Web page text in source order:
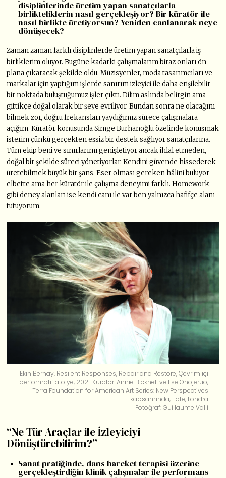
disiplinlerinde üretim yapan sanatçılarla
birlikteliklerin nasıl gerçekleşiyor? Bir küratör ile
nasıl birlikte üretiyorsun? Yeniden canlanarak neye
dönüşecek?
Zaman zaman farklı disiplinlerde üretim yapan sanatçılarla iş
birliklerim oluyor. Bugüne kadarki çalışmalarım biraz onları ön
plana çıkaracak şekilde oldu. Müzisyenler, moda tasarımcıları ve
markalar için yaptığım işlerde sanırım izleyici ile daha erişilebilir
bir noktada buluştuğumuz işler çıktı. Dilim aslında belirgin ama
gittikçe doğal olarak bir şeye evriliyor. Bundan sonra ne olacağını
bilmek zor, doğru frekansları yaydığımız sürece çalışmalara
açığım. Küratör konusunda Simge Burhanoğlu özelinde konuşmak
isterim çünkü gerçekten eşsiz bir destek sağlıyor sanatçılarına.
Tüm ekip beni ve sınırlarımı genişletiyor ancak ihlal etmeden,
doğal bir şekilde süreci yönetiyorlar. Kendini güvende hissederek
üretebilmek büyük bir şans. Eser olması gereken hâlini buluyor
elbette ama her küratör ile çalışma deneyimi farklı. Homework
gibi deney alanları ise kendi canı ile var ben yalnızca hafifçe alanı
tutuyorum.
Ekin Bernay, Resilent Responses, Repair and Restore, Çevrim içi
performatif atölye, 2021. Küratör: Annie Bicknell ve Ese Onojeruo,
Terra Foundation for American Art Series: New Perspectives
kapsamında, Tate, Londra
Fotoğraf: Guillaume Valli
“Ne Tür Araçlar ile İzleyiciyi
Dönüştürebilirim?”
Sanat pratiğinde, dans hareket terapisi üzerine
gerçekleştirdiğin klinik çalışmalar ile performans